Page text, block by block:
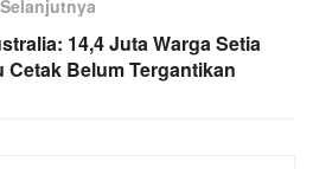
Selanjutnya
14,4 Juta Warga Setia
Cetak Belum Tergantikan